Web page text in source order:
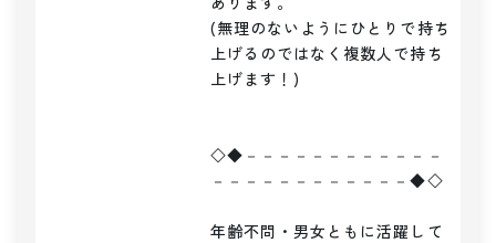
(無理のないようにひとりで持ち
上げるのではなく複数人で持ち
上げます！)
◇◆－－－－－－－－－－－－
－－－－－－－－－－－－◆◇
年齢不問・男女ともに活躍して